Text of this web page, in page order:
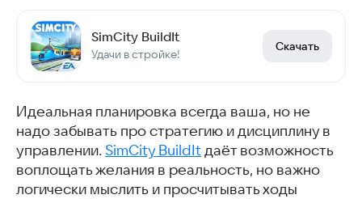
SimCity BuildIt
Удачи в стройке!
Скачать
Идеальная планировка всегда ваша, но не
надо забывать про стратегию и дисциплину в
управлении. SimCity BuildIt даёт возможность
воплощать желания в реальность, но важно
логически мыслить и просчитывать ходы